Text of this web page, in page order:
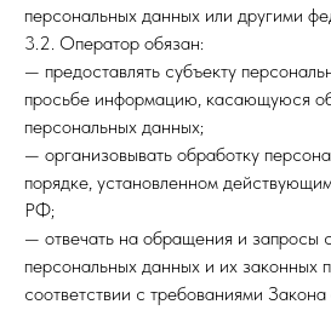
персональных данных или другими
3.2. Оператор обязан:
— предоставлять субъекту
просьбе информацию, касающуюся
персональных данных;
— организовывать обработку
порядке, установленном
РФ;
— отвечать на обращения и запросы
персональных данных и их законных
соответствии с требованиями